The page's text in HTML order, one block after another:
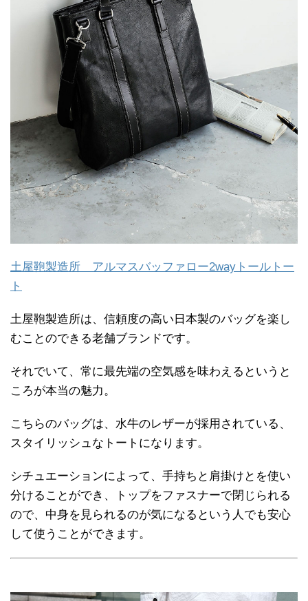
土屋鞄製造所 アルマスバッファロー2wayトールトー
ト
土屋鞄製造所は、信頼度の高い日本製のバッグを楽し
むことのできる老舗ブランドです。
それでいて、常に最先端の空気感を味わえるというと
ころが本当の魅力。
こちらのバッグは、水牛のレザーが採用されている、
スタイリッシュなトートになります。
シチュエーションによって、手持ちと肩掛けとを使い
分けることができ、トップをファスナーで閉じられる
ので、中身を見られるのが気になるという人でも安心
して使うことができます。